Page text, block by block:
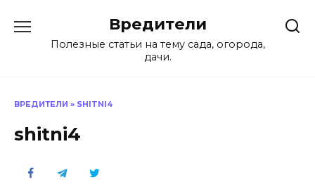
содержанию
Вредители
Полезные статьи на тему сада, огорода,
дачи.
ВРЕДИТЕЛИ » SHITNI4
shitni4